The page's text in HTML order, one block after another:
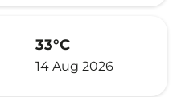
33°C
14 Aug 2026